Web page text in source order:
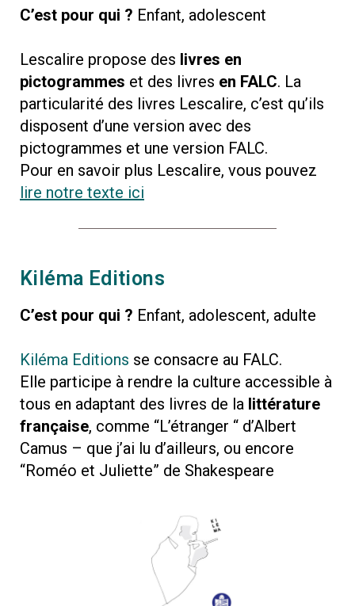
C’est pour qui ? Enfant, adolescent
Lescalire propose des livres en
pictogrammes et des livres en FALC. La
particularité des livres Lescalire, c’est qu’ils
disposent d’une version avec des
pictogrammes et une version FALC.
Pour en savoir plus Lescalire, vous pouvez
lire notre texte ici
Kiléma Editions
C’est pour qui ? Enfant, adolescent, adulte
Kiléma Editions se consacre au FALC.
Elle participe à rendre la culture accessible à
tous en adaptant des livres de la littérature
française, comme “L’étranger “ d’Albert
Camus – que j’ai lu d’ailleurs, ou encore
“Roméo et Juliette” de Shakespeare